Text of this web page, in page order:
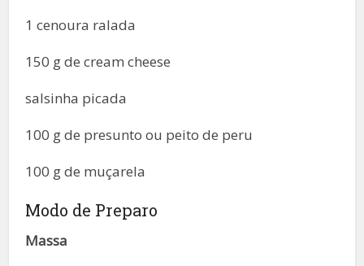
1 cenoura ralada
150 g de cream cheese
salsinha picada
100 g de presunto ou peito de peru
100 g de muçarela
Modo de Preparo
Massa